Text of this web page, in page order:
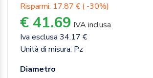
Risparmi: 17.87 € ( -30%)
€ 41.69 IVA inclusa
Iva esclusa 34.17 €
Unità di misura: Pz
Diametro